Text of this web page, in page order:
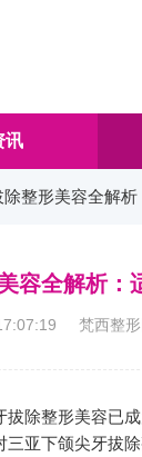
讯
整形美容全解
容全解析：
梵西整
除整形美容已
亚下颌尖牙拔除